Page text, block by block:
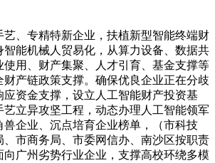
、专精特新企业，扶植新型智能终端财
智能机械人贸易化，从算力设备、数据共
使用、财产集聚、人才引育、基金支撑等
产链政策支撑。确保优良企业正在分歧
应资金支撑，设立人工智能财产投资基
艺立异攻坚工程，动态办理人工智能领军
兽企业、沉点培育企业榜单，（市科技
、市商务局、市委网信办、南沙区按职责
广州劣势行业企业，支撑高校环绕多模